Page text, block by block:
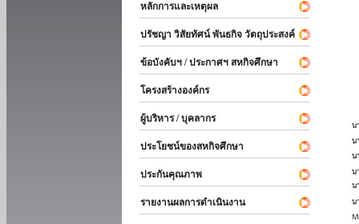
หลักการและเหตุผล
ปรัชญา วิสัยทัศน์ พันธกิจ วัตถุประสงค์
ข้อบังคับฯ / ประกาศฯ สหกิจศึกษา
โครงสร้างองค์กร
ผู้บริหาร / บุคลากร
ประโยชน์ของสหกิจศึกษา
ประกันคุณภาพ
รายงานผลการดำเนินงาน